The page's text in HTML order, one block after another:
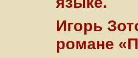
Игорь
романе